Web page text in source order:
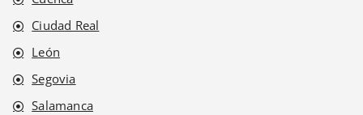
Ciudad Real
León
Segovia
Salamanca